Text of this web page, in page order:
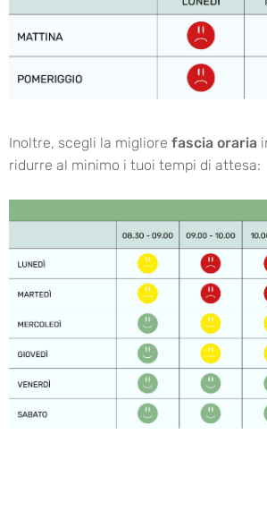
Inoltre, scegli la migliore fascia oraria
ridurre al minimo i tuoi tempi di attesa: